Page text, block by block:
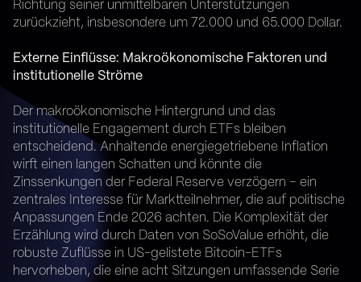
Richtung seiner unmittelbaren Unterstützungen
zurückzieht, insbesondere um 72.000 und 65.000 Dollar.
Externe Einflüsse: Makroökonomische Faktoren und
institutionelle Ströme
Der makroökonomische Hintergrund und das
institutionelle Engagement durch ETFs bleiben
entscheidend. Anhaltende energiegetriebene Inflation
wirft einen langen Schatten und könnte die
Zinssenkungen der Federal Reserve verzögern – ein
zentrales Interesse für Marktteilnehmer, die auf politische
Anpassungen Ende 2026 achten. Die Komplexität der
Erzählung wird durch Daten von SoSoValue erhöht, die
robuste Zuflüsse in US-gelistete Bitcoin-ETFs
hervorheben, die eine acht Sitzungen umfassende Serie